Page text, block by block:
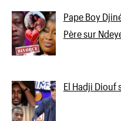
Pape Boy
Père sur
El Hadji Diouf